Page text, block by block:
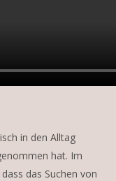
in den Alltag
hat. Im
das Suchen von